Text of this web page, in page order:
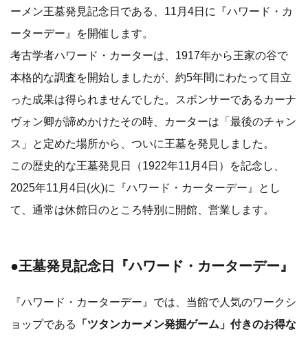
ーメン王墓発見記念日である、11月4日に『ハワード・カ
ーターデー』を開催します。
考古学者ハワード・カーターは、1917年から王家の谷で
本格的な調査を開始しましたが、約5年間にわたって目立
った成果は得られませんでした。スポンサーであるカーナ
ヴォン卿が諦めかけたその時、カーターは「最後のチャン
ス」と定めた場所から、ついに王墓を発見しました。
この歴史的な王墓発見日（1922年11月4日）を記念し、
2025年11月4日(火)に『ハワード・カーターデー』とし
て、通常は休館日のところ特別に開館、営業します。
●王墓発見記念日『ハワード・カーターデー』
『ハワード・カーターデー』では、当館で人気のワークシ
ョップである
「ツタンカーメン発掘ゲーム」付きのお得な